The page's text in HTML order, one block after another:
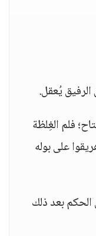
يُعقل.
فلم الغِلظة
على بوله
بعد ذلك